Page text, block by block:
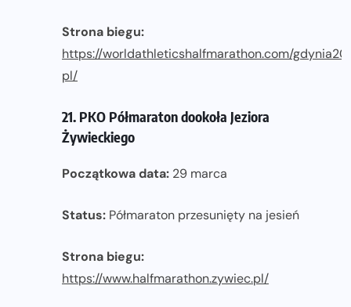
Strona biegu:
https://worldathleticshalfmarathon.com/
pl/
21. PKO Półmaraton dookoła Jeziora
Żywieckiego
Początkowa data: 29 marca
Status: Półmaraton przesunięty na jesień
Strona biegu:
https://www.halfmarathon.zywiec.pl/